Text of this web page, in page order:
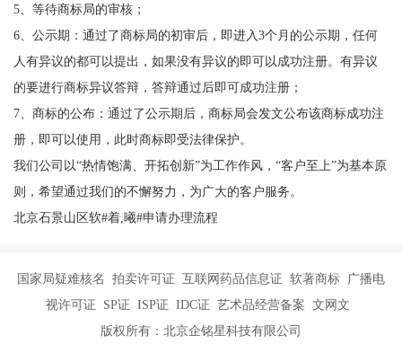
5、等待商标局的审核；
6、公示期：通过了商标局的初审后，即进入3个月的公示期，任何
人有异议的都可以提出，如果没有异议的即可以成功注册。有异议
的要进行商标异议答辩，答辩通过后即可成功注册；
7、商标的公布：通过了公示期后，商标局会发文公布该商标成功注
册，即可以使用，此时商标即受法律保护。
我们公司以“热情饱满、开拓创新”为工作作风，“客户至上”为基本原
则，希望通过我们的不懈努力，为广大的客户服务。
北京石景山区软#着,曦#申请办理流程
国家局疑难核名 拍卖许可证 互联网药品信息证 软著商标 广播电
视许可证 SP证 ISP证 IDC证 艺术品经营备案 文网文
版权所有：北京企铭星科技有限公司